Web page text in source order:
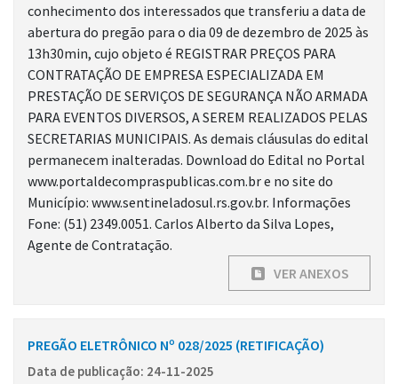
conhecimento dos interessados que transferiu a data de
abertura do pregão para o dia 09 de dezembro de 2025 às
13h30min, cujo objeto é REGISTRAR PREÇOS PARA
CONTRATAÇÃO DE EMPRESA ESPECIALIZADA EM
PRESTAÇÃO DE SERVIÇOS DE SEGURANÇA NÃO ARMADA
PARA EVENTOS DIVERSOS, A SEREM REALIZADOS PELAS
SECRETARIAS MUNICIPAIS. As demais cláusulas do edital
permanecem inalteradas. Download do Edital no Portal
www.portaldecompraspublicas.com.br e no site do
Município: www.sentineladosul.rs.gov.br. Informações
Fone: (51) 2349.0051. Carlos Alberto da Silva Lopes,
Agente de Contratação.
VER ANEXOS
PREGÃO ELETRÔNICO Nº 028/2025 (RETIFICAÇÃO)
Data de publicação: 24-11-2025